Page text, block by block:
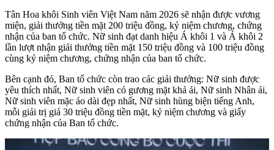
Tân Hoa khôi Sinh viên Việt Nam năm 2026 sẽ nhận được vương
miện, giải thưởng tiền mặt 200 triệu đồng, kỷ niệm chương, chứng
nhận của ban tổ chức. Nữ sinh đạt danh hiệu Á khôi 1 và Á khôi 2
lần lượt nhận giải thưởng tiền mặt 150 triệu đồng và 100 triệu đồng
cùng kỷ niệm chương, chứng nhận của ban tổ chức.
Bên cạnh đó, Ban tổ chức còn trao các giải thưởng: Nữ sinh được
yêu thích nhất, Nữ sinh viên có gương mặt khả ái, Nữ sinh Nhân ái,
Nữ sinh viên mặc áo dài đẹp nhất, Nữ sinh hùng biện tiếng Anh,
mỗi giải trị giá 30 triệu đồng tiền mặt, kỷ niệm chương và giấy
chứng nhận của Ban tổ chức.